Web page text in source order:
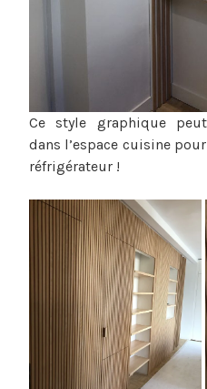
Ce style graphique
dans l’espace cuisine
réfrigérateur !